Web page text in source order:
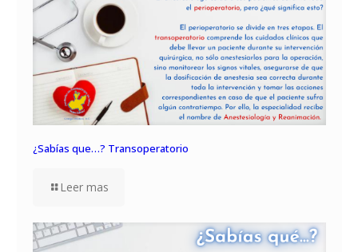
¿Sabías que…? Transoperatorio
Leer mas